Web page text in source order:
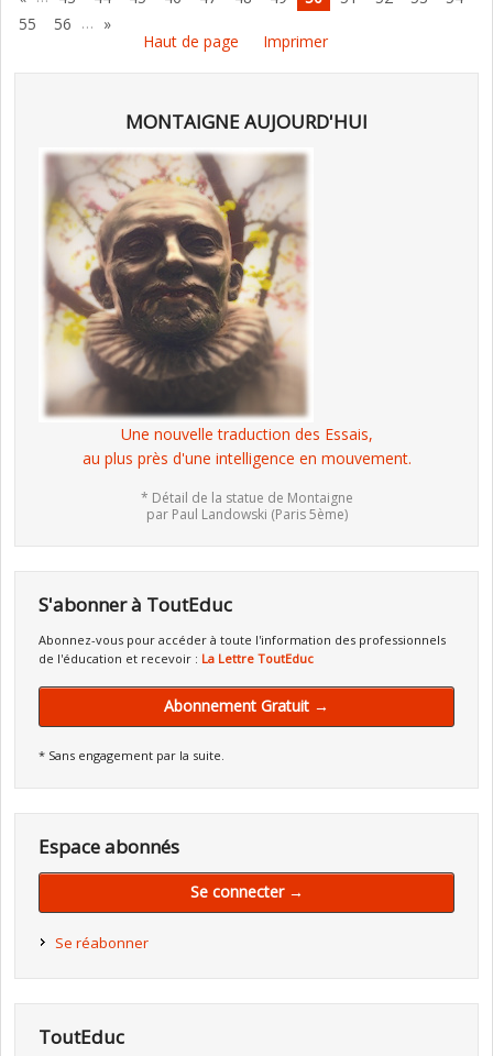
55
56 … »
Haut de page
Imprimer
MONTAIGNE AUJOURD'HUI
Une nouvelle traduction des Essais,
au plus près d'une intelligence en mouvement.
* Détail de la statue de Montaigne
par Paul Landowski (Paris 5ème)
S'abonner à ToutEduc
Abonnez-vous pour accéder à toute l'information des professionnels
de l'éducation et recevoir : La Lettre ToutEduc
Abonnement Gratuit →
* Sans engagement par la suite.
Espace abonnés
Se connecter →
Se réabonner
ToutEduc